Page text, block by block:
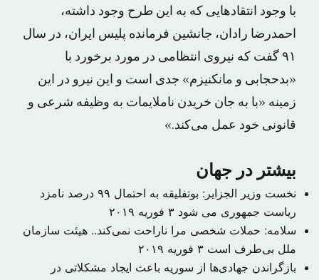
با وجود انتقادهایی که به این طرح وجود داشته،
احمدرضا رادان، جانشین فرمانده پلیس ایران، در سال
۹۱ گفت که نیروی انتظامی در مورد برخورد با
«بدحجابی و مانکنیزم» جدی است و این نیرو در این
زمینه «با به جان خریدن ناملایمات به وظیفه شرعی و
قانونی خود عمل می‌‎کند.»
بیشتر در جهان
نخست وزیر الجزایر: بوتفلیقه به احتمال ۹۹ درصد نامزد
ریاست جمهوری می شود ۳ فوریه ۲۰۱۹
سلامه: حملات شخصی مرا ناراحت نمی‌کند.. هیئت سازمان
ملل بی‌طرف است ۳ فوریه ۲۰۱۹
بازگراندن جهادی‌ها از سوریه باعث ایجاد مشکلاتی در